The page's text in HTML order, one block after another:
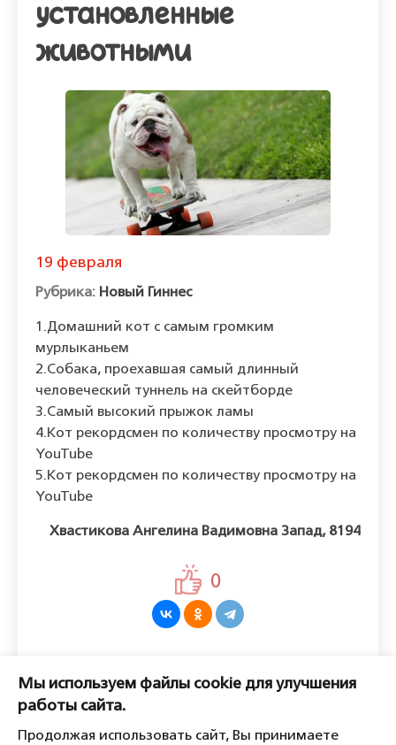
установленные
животными
19 февраля
Новый Гиннес
1.Домашний кот с самым громким
мурлыканьем
2.Собака, проехавшая самый длинный
человеческий туннель на скейтборде
3.Самый высокий прыжок ламы
4.Кот рекордсмен по количеству просмотру на
YouTube
5.Кот рекордсмен по количеству просмотру на
YouTube
Хвастикова Ангелина Вадимовна Запад, 8194
0
Пожалуйста, войдите, чтобы
комментировать.
Мы используем файлы cookie для улучшения
работы сайта.
Продолжая использовать сайт, Вы принимаете